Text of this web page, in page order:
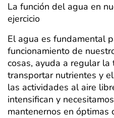
La función del agua en
ejercicio
El agua es fundamental
funcionamiento de
cosas, ayuda a regular
transportar nutrientes y
las actividades al aire
intensifican y
mantenernos en óptimas